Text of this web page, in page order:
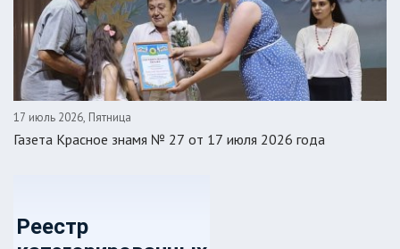
17 июль 2026, Пятница
Газета Красное знамя № 27 от 17 июля 2026 года